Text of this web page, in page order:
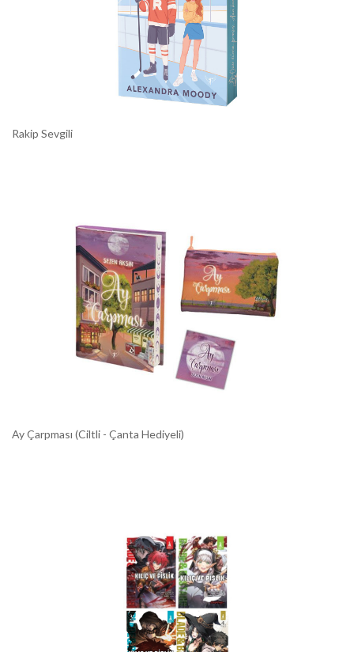
Rakip Sevgili
Ay Çarpması (Ciltli - Çanta Hediyeli)